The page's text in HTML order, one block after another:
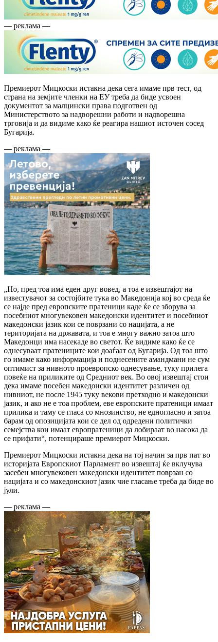
— реклама —
Премиерот Мицкоски истакна дека сега имаме прв тест, од
страна на земјите членки на ЕУ треба да биде усвоен
документот за малцински права подготвен од
Министерството за надворешни работи и надворешна
трговија и да видиме како ќе реагира нашиот источен сосед
Бугарија.
— реклама —
„Но, пред тоа има еден друг вовед, а тоа е извештајот на
известувачот за состојбите тука во Македонија кој во среда ќе
се најде пред европските пратеници каде ќе се зборува за
посебниот многувековен македонски идентитет и посебниот
македонски јазик кои се поврзани со нацијата, а не
територијата на државата, и тоа е многу важно затоа што
Македонци има насекаде во светот. Ќе видиме како ќе се
однесуваат пратениците кои доаѓаат од Бугарија. Од тоа што
го имаме како информација и поднесените амандмани не сум
оптимист за нивното проевропско однесување, туку прилега
повеќе на приликите од Средниот век. Во овој извештај стои
дека имаме посебен македонски идентитет различен од
нивниот, не после 1945 туку векови претходно и македонски
јазик, и ако не е тоа проблем, еве европските пратеници имаат
прилика и таму се гласа со мнозинство, не едногласно и затоа
барам од опозицијата кои се дел од одредени политички
семејства кои имаат европратеници да лобираат во насока да
се прифати“, потенцираше премиерот Мицкоски.
Премиерот Мицкоски истакна дека на тој начин за прв пат во
историјата Европскиот Парламент во извештај ќе вклучува
засебен многувековен македонски идентитет поврзан со
нацијата и со македонскиот јазик чие гласање треба да биде во
јули.
— реклама —